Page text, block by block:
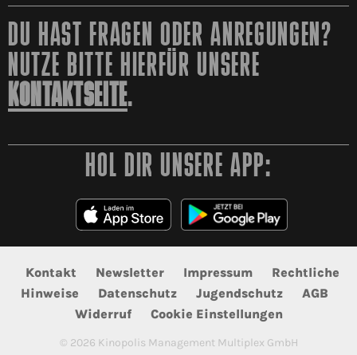
DU HAST FRAGEN ODER ANREGUNGEN?
NUTZE BITTE HIERFÜR UNSERE
KONTAKTSEITE.
HOL DIR UNSERE APP:
Kontakt Newsletter Impressum
Rechtliche
Hinweise
Datenschutz Jugendschutz
AGB
Widerruf
Cookie Einstellungen
© 2026 Kinopolis Management Multiplex GmbH